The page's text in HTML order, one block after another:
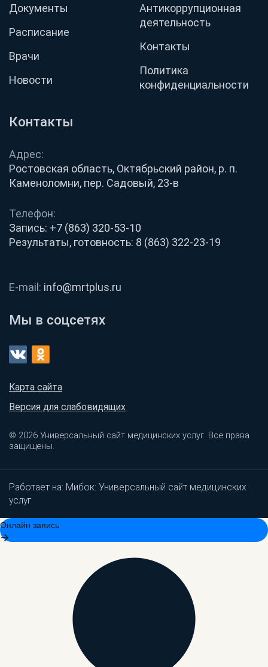
Контакты
Адрес:
Ростовская область, Октябрьский район, р. п.
Каменоломни, пер. Садовый, 23-в
Телефон:
Запись: +7 (863) 320-53-10
Результаты, готовность: 8 (863) 322-23-19
E-mail: info@mrtplus.ru
Мы в соцсетях
Карта сайта
Версия для слабовидящих
© 2026 Универсальный сайт медицинских услуг. Все права
защищены.
Документы
Расписание
Врачи
Новости
Антикоррупционная
деятельность
Контакты
Политика
конфиденциальности
Работает на: Мибок: Универсальный сайт медицинских
услуг